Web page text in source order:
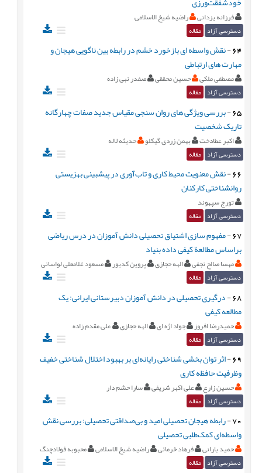
فرزانه یزدانی راضیه شیخ الاسلامی
دسترسی آزاد مقاله
64
-نقش واسطه ای بازخورد خشم در رابطه بین ناگویی هیجان و
مهارت های ارتباطی
مصطفی ملکی حسین محققی صفدر نبی زاده
دسترسی آزاد مقاله
65
-بررسی ویژگی های روان سنجی مقیاس جدید صفات چهارگانه
تاریک شخصیت
اکبر عطادخت بهمن زردی گیکلو حدیثه لاله
دسترسی آزاد مقاله
66
-نقش معنویت محیط کاری و تاب‌آوری در پیشبینی بهزیستی
روانشناختی کارکنان
تورج سپهوند
دسترسی آزاد مقاله
67
-مفهوم سازی اشتیاق تحصیلی دانش آموزان در درس ریاضی
براساس مطالعة کیفی داده بنیاد
مهسا صالح نجفی الهه حجازی پروین کدیور مسعود غلامعلی لواسانی
دسترسی آزاد مقاله
68
-درگیری تحصیلی در دانش آموزان دبیرستانی ایرانی: یک
مطالعه کیفی
حمیدرضا افروز جواد اژه ای الهه حجازی علی مقدم زاده
دسترسی آزاد مقاله
69
-اثر توان بخشی شناختی رایانه‌ای بر بهبود اختلال شناختی خفیف
وظرفیت حافظه کاری
حسین زارع علی اکبر شریفی سارا حشم دار
دسترسی آزاد مقاله
70
-رابطه هیجان تحصیلی امید و بی‌صداقتی تحصیلی: بررسی نقش
واسطه‌ای کمک‌طلبی تحصیلی
حمید بارانی فرهاد خرمائی راضیه شیخ الاسلامی محبوبه فولادچنگ
دسترسی آزاد مقاله